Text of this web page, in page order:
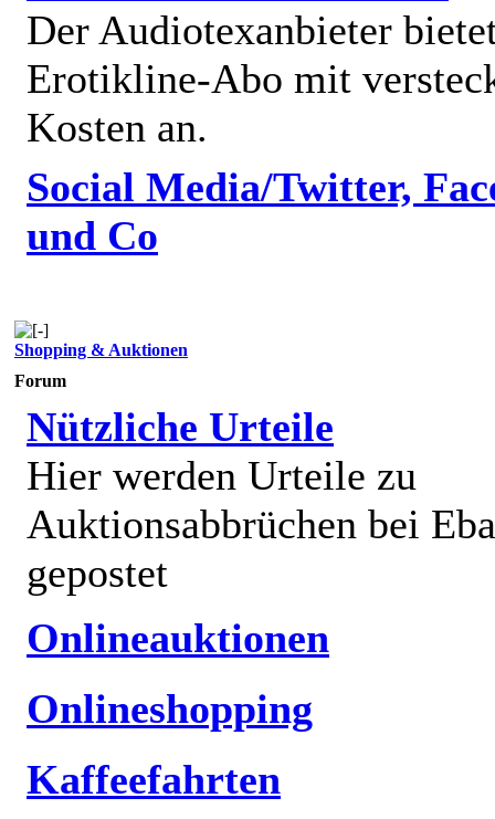
Der Audiotexanbieter
Erotikline-Abo mit
Kosten an.
Social Media/Twitter,
und Co
Shopping & Auktionen
Forum
Nützliche Urteile
Hier werden Urteile zu
Auktionsabbrüchen bei
gepostet
Onlineauktionen
Onlineshopping
Kaffeefahrten